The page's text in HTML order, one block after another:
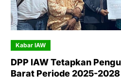
Kabar IAW
DPP IAW Tetapkan
Barat Periode 2025-2028